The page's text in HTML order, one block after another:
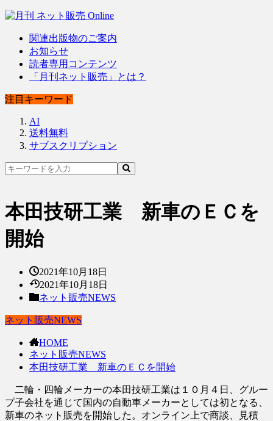
関連出版物のご案内
お知らせ
読者専用コンテンツ
「月刊ネット販売」とは？
注目キーワード
AI
送料無料
サブスクリプション
本田技研工業 新車のＥＣを
開始
2021年10月18日
2021年10月18日
ネット販売NEWS
ネット販売NEWS
HOME
ネット販売NEWS
本田技研工業 新車のＥＣを開始
二輪・四輪メーカーの本田技研工業は１０月４日、グルー
プ子会社を通じて国内の自動車メーカーとしては初となる、
新車のネット販売を開始した。オンライン上で商談、見積